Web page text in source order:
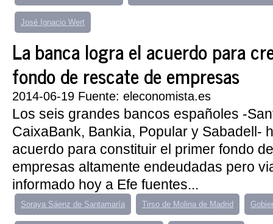
José Ignacio Wert
La banca logra el acuerdo para
fondo de rescate de empresas
2014-06-19 Fuente: eleconomista.es
Los seis grandes bancos españoles -
CaixaBank, Bankia, Popular y Sabadell-
acuerdo para constituir el primer fondo
empresas altamente endeudadas pero
informado hoy a Efe fuentes...
Soraya Sáenz de Santamaría Tirso de Molina de Madrid